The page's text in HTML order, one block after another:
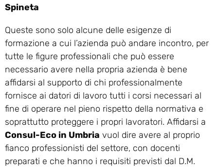
Spineta
Queste sono solo alcune delle esigenze di
formazione a cui l’azienda può andare incontro, per
tutte le figure professionali che può essere
necessario avere nella propria azienda è bene
affidarsi al supporto di chi professionalmente
fornisce ai datori di lavoro tutti i corsi necessari al
fine di operare nel pieno rispetto della normativa e
soprattutto proteggere i propri lavoratori. Affidarsi a
Consul-Eco in Umbria vuol dire avere al proprio
fianco professionisti del settore, con docenti
preparati e che hanno i requisiti previsti dal D.M.